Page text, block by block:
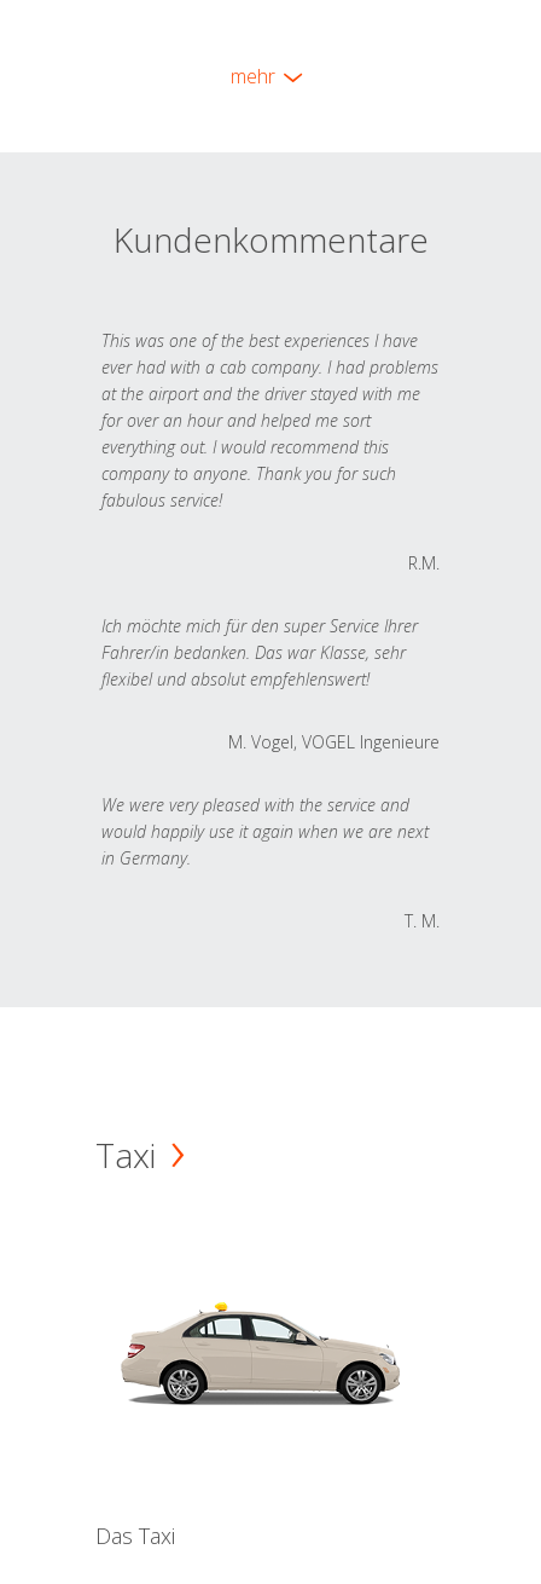
mehr
Kundenkommentare
This was one of the best experiences I have
ever had with a cab company. I had problems
at the airport and the driver stayed with me
for over an hour and helped me sort
everything out. I would recommend this
company to anyone. Thank you for such
fabulous service!
R.M.
Ich möchte mich für den super Service Ihrer
Fahrer/in bedanken. Das war Klasse, sehr
flexibel und absolut empfehlenswert!
M. Vogel, VOGEL Ingenieure
We were very pleased with the service and
would happily use it again when we are next
in Germany.
T. M.
Taxi
Das Taxi